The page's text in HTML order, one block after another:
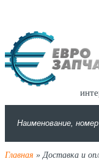
Главная » Доставка и